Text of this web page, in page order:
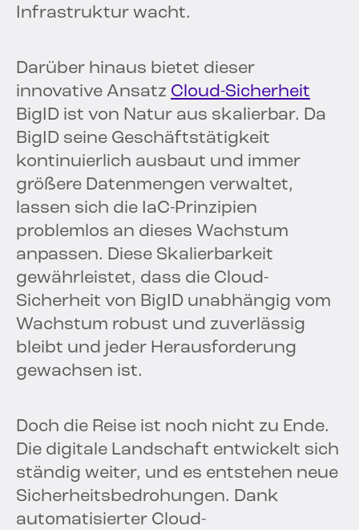
Infrastruktur wacht.
Darüber hinaus bietet dieser
innovative Ansatz Cloud-Sicherheit
BigID ist von Natur aus skalierbar. Da
BigID seine Geschäftstätigkeit
kontinuierlich ausbaut und immer
größere Datenmengen verwaltet,
lassen sich die IaC-Prinzipien
problemlos an dieses Wachstum
anpassen. Diese Skalierbarkeit
gewährleistet, dass die Cloud-
Sicherheit von BigID unabhängig vom
Wachstum robust und zuverlässig
bleibt und jeder Herausforderung
gewachsen ist.
Doch die Reise ist noch nicht zu Ende.
Die digitale Landschaft entwickelt sich
ständig weiter, und es entstehen neue
Sicherheitsbedrohungen. Dank
automatisierter Cloud-